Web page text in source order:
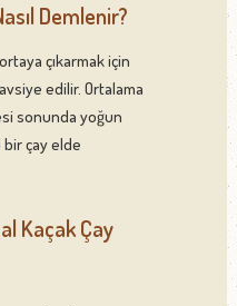
Demlenir?
çıkarmak için
edilir. Ortalama
sonunda yoğun
çay elde
Kaçak Çay